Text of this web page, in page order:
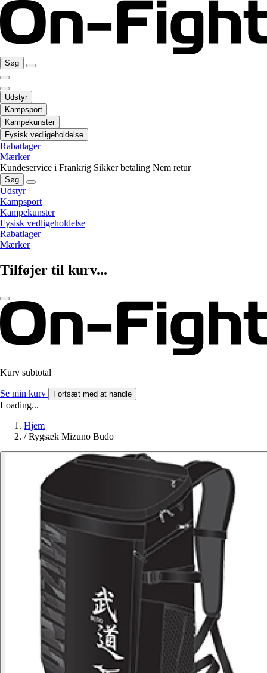
Søg
Udstyr
Kampsport
Kampekunster
Fysisk vedligeholdelse
Rabatlager
Mærker
Kundeservice i Frankrig Sikker betaling Nem retur
Søg
Udstyr
Kampsport
Kampekunster
Fysisk vedligeholdelse
Rabatlager
Mærker
Tilføjer til kurv...
Kurv subtotal
Se min kurv Fortsæt med at handle
Loading...
Hjem
/ Rygsæk Mizuno Budo